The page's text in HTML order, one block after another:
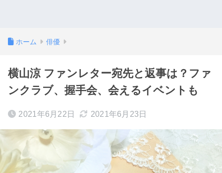
ホーム 俳優
横山涼 ファンレター宛先と返事は？ファ
ンクラブ、握手会、会えるイベントも
2021年6月22日 2021年6月23日